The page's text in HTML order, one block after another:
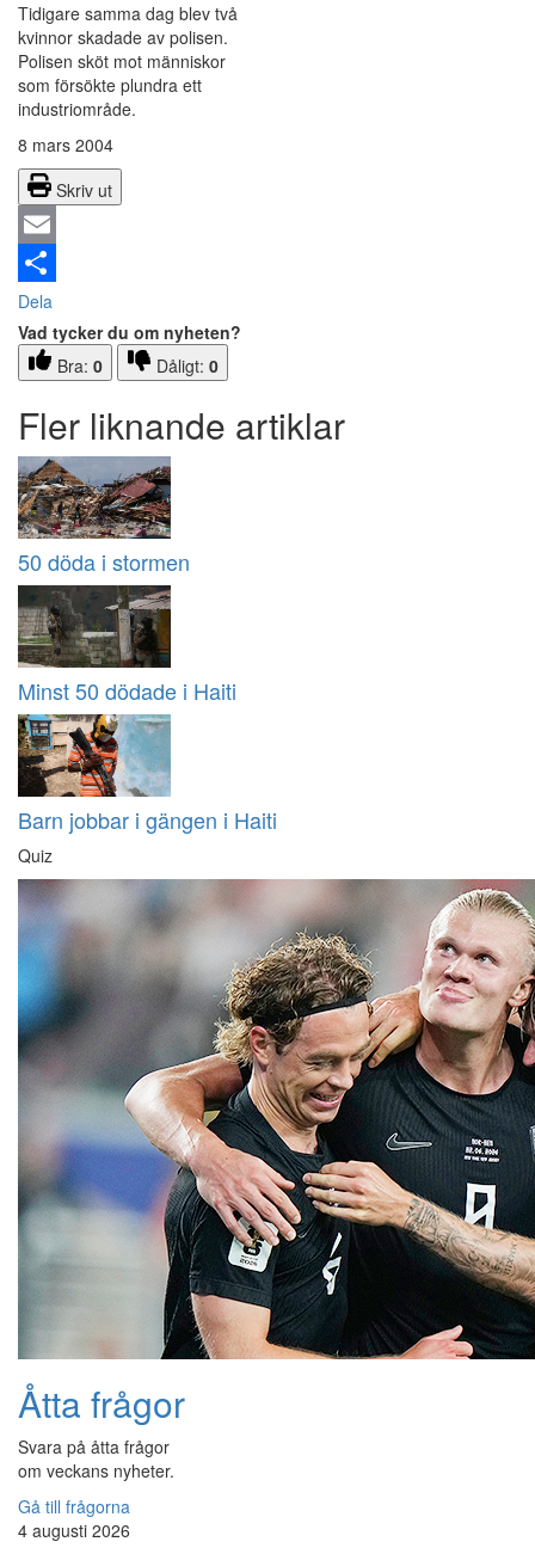
Tidigare samma dag blev två
kvinnor skadade av polisen.
Polisen sköt mot människor
som försökte plundra ett
industriområde.
8 mars 2004
Skriv ut
Email
Dela
Vad tycker du om nyheten?
Bra: 0 Dåligt: 0
Fler liknande artiklar
50 döda i stormen
Minst 50 dödade i Haiti
Barn jobbar i gängen i Haiti
Quiz
Åtta frågor
Svara på åtta frågor
om veckans nyheter.
Gå till frågorna
4 augusti 2026